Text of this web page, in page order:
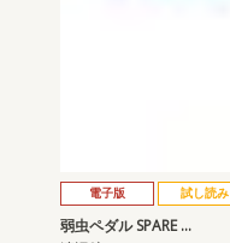
電子版 試し読み
弱虫ペダル SPARE …